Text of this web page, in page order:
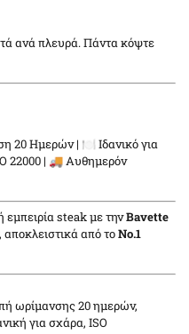
ανά πλευρά. Πάντα κόψτε
20 Ημερών | 🍽️ Ιδανικό για
22000 | 🚚 Αυθημερόν
εμπειρία steak με τηνBavette
, αποκλειστικά από τοΝο.1
ωρίμανσης 20 ημερών,
για σχάρα, ISO